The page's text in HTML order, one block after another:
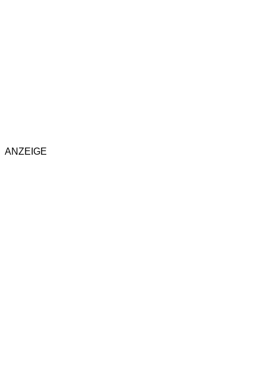
ANZEIGE